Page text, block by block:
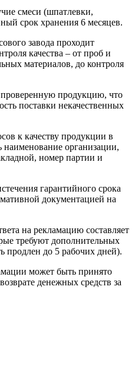
смеси (шпатлевки,
срок хранения 6 месяцев.
завода проходит
качества – от проб и
материалов, до контроля
продукцию, что
поставки некачественных
к качеству продукции в
организации,
номер партии и
гарантийного срока
документацией на
на рекламацию составляет
требуют дополнительных
продлен до 5 рабочих дней).
может быть принято
денежных средств за